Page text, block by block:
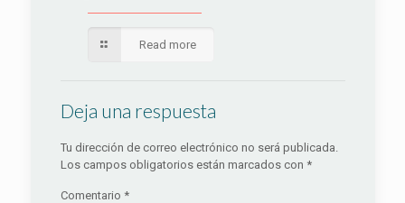
Read more
Deja una respuesta
Tu dirección de correo electrónico no será publicada.
Los campos obligatorios están marcados con *
Comentario *